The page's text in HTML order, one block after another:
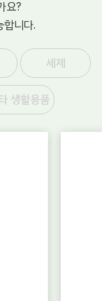
요?
니다.
세제
생활용품